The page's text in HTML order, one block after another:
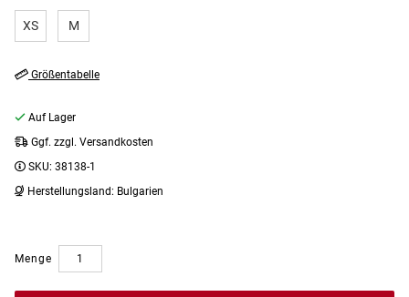
XS M
Größentabelle
Auf Lager
Ggf. zzgl. Versandkosten
SKU: 38138-1
Herstellungsland: Bulgarien
Menge